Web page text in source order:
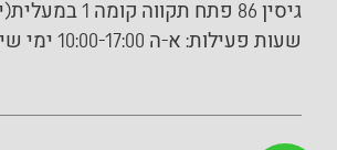
גיסין 86 פתח תקווה קומה 1 במעלית(יש חניה חינם מאחורי הבניין)
שעות פעילות: א-ה 10:00-17:00 ימי שישי 09:30-13:30